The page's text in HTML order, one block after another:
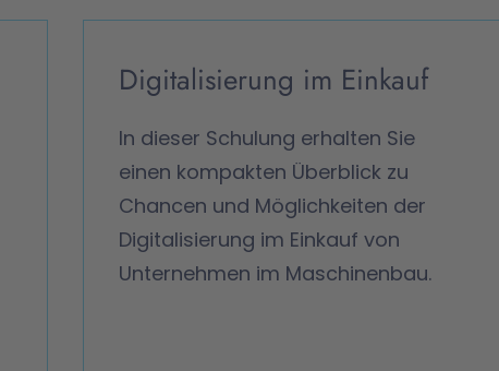
Digitalisierung im Einkauf
In dieser Schulung erhalten Sie
einen kompakten Überblick zu
Chancen und Möglichkeiten der
Digitalisierung im Einkauf von
Unternehmen im Maschinenbau.